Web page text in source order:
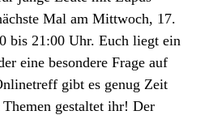
Mal am Mittwoch, 17.
bis 21:00 Uhr. Euch liegt ein
eine besondere Frage auf
gibt es genug Zeit
gestaltet ihr! Der